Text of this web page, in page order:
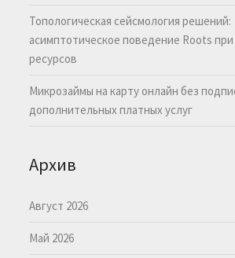
Топологическая сейсмология решений:
асимптотическое поведение Roots
ресурсов
Микрозаймы на карту онлайн без
дополнительных платных услуг
Архив
Август 2026
Май 2026